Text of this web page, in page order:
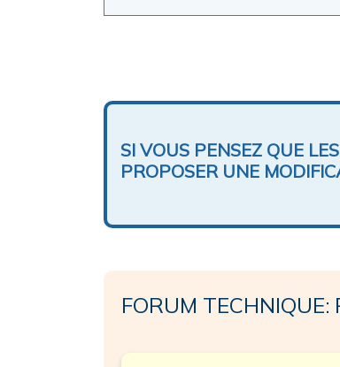
SI VOUS PENSEZ QUE
PROPOSER UNE
FORUM